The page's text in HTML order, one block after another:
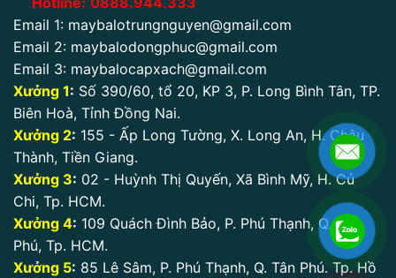
Email 1: maybalotrungnguyen@gmail.com
Email 2: maybalodongphuc@gmail.com
Email 3: maybalocapxach@gmail.com
Xưởng 1: Số 390/60, tổ 20, KP 3, P. Long Bình Tân, TP.
Biên Hoà, Tỉnh Đồng Nai.
Xưởng 2: 155 - Ấp Long Tường, X. Long An, H. Châu
Thành, Tiền Giang.
Xưởng 3: 02 - Huỳnh Thị Quyến, Xã Bình Mỹ, H. Củ
Chi, Tp. HCM.
Xưởng 4: 109 Quách Đình Bảo, P. Phú Thạnh, Q. Tân
Phú, Tp. HCM.
Xưởng 5: 85 Lê Sâm, P. Phú Thạnh, Q. Tân Phú. Tp. Hồ